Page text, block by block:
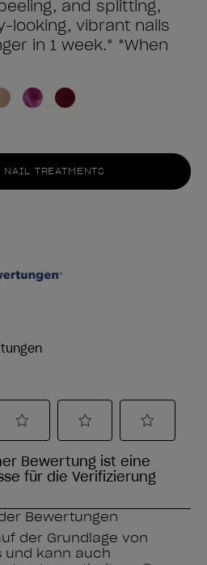
and splitting,
looking, vibrant nails
in 1 week.* *When
TREATMENTS